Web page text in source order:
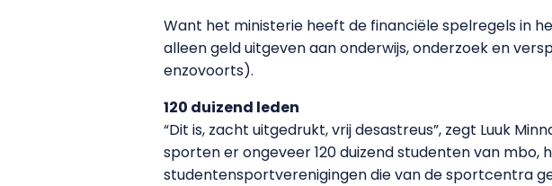
Want het ministerie heeft de financiële spelregels in
alleen geld uitgeven aan onderwijs, onderzoek en
enzovoorts).
120 duizend leden
“Dit is, zacht uitgedrukt, vrij desastreus”, zegt Luuk
sporten er ongeveer 120 duizend studenten van mbo,
studentensportverenigingen die van de sportcentra